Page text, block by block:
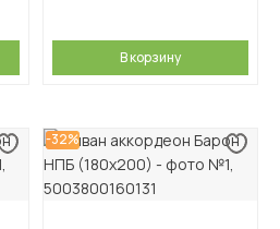
В корзину
-32%